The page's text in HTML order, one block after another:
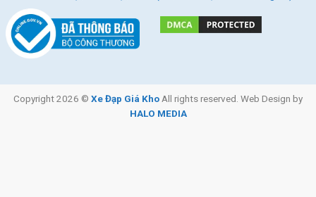
Copyright 2026 © Xe Đạp Giá Kho All rights reserved. Web Design by
HALO MEDIA